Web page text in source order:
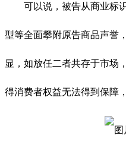
可以说，被告从商业标识
型等全面攀附原告商品声誉
显，如放任二者共存于市场
得消费者权益无法得到保障